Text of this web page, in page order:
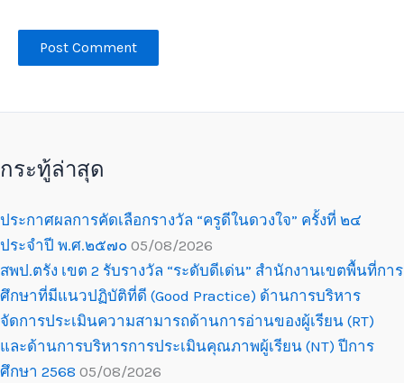
กระทู้ล่าสุด
ประกาศผลการคัดเลือกรางวัล “ครูดีในดวงใจ” ครั้งที่ ๒๔
ประจำปี พ.ศ.๒๕๗๐ 05/08/2026
สพป.ตรัง เขต 2 รับรางวัล “ระดับดีเด่น” สำนักงานเขตพื้นที่การ
ศึกษาที่มีแนวปฏิบัติที่ดี (Good Practice) ด้านการบริหาร
จัดการประเมินความสามารถด้านการอ่านของผู้เรียน (RT)
และด้านการบริหารการประเมินคุณภาพผู้เรียน (NT) ปีการ
ศึกษา 2568 05/08/2026